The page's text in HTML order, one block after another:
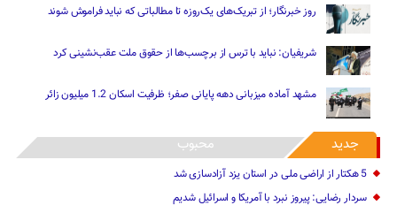
روز خبرنگار؛ از تبریک‌های یک‌روزه تا مطالباتی که نباید فراموش شوند
شریفیان: نباید با ترس از برچسب‌ها از حقوق ملت عقب‌نشینی کرد
مشهد آماده میزبانی دهه پایانی صفر؛ ظرفیت اسکان 1.2 میلیون زائر
جدید محبوب
5 هکتار از اراضی ملی در استان یز‌د آزادسازی شد
سردار رضایی: پیروز نبرد با آمریکا و اسرائیل شدیم